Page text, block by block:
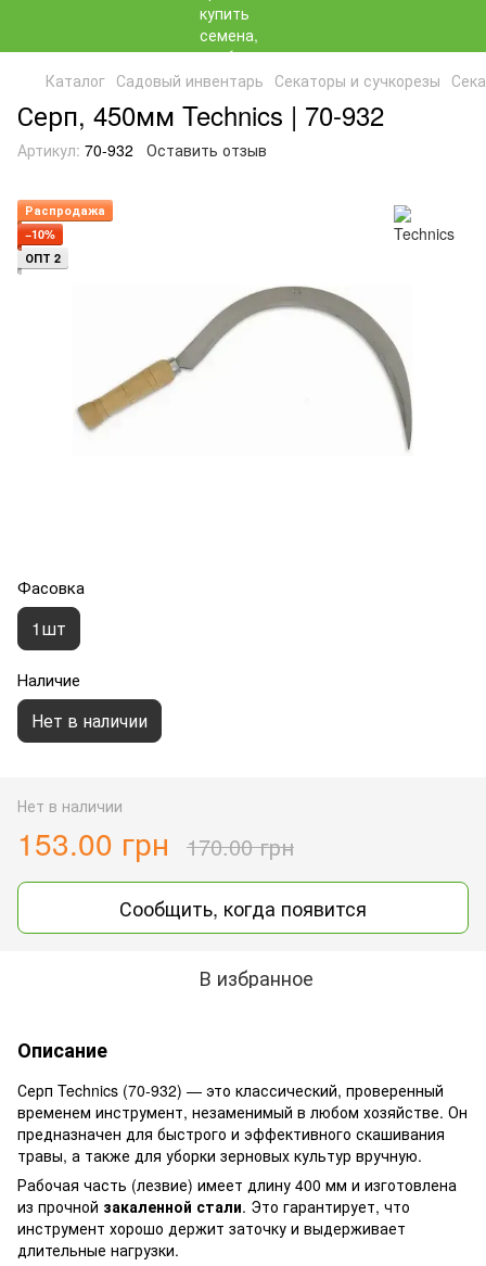
Каталог Садовый инвентарь Секаторы и сучкорезы
Серп, 450мм Technics | 70-932
Артикул: 70-932 Оставить отзыв
Распродажа
−10%
ОПТ 2
Фасовка
1шт
Наличие
Нет в наличии
Нет в наличии
153.00 грн 170.00 грн
Сообщить, когда появится
В избранное
Описание
Серп Technics (70-932) — это классический, проверенный
временем инструмент, незаменимый в любом хозяйстве. Он
предназначен для быстрого и эффективного скашивания
травы, а также для уборки зерновых культур вручную.
Рабочая часть (лезвие) имеет длину 400 мм и изготовлена
из прочной закаленной стали. Это гарантирует, что
инструмент хорошо держит заточку и выдерживает
длительные нагрузки.